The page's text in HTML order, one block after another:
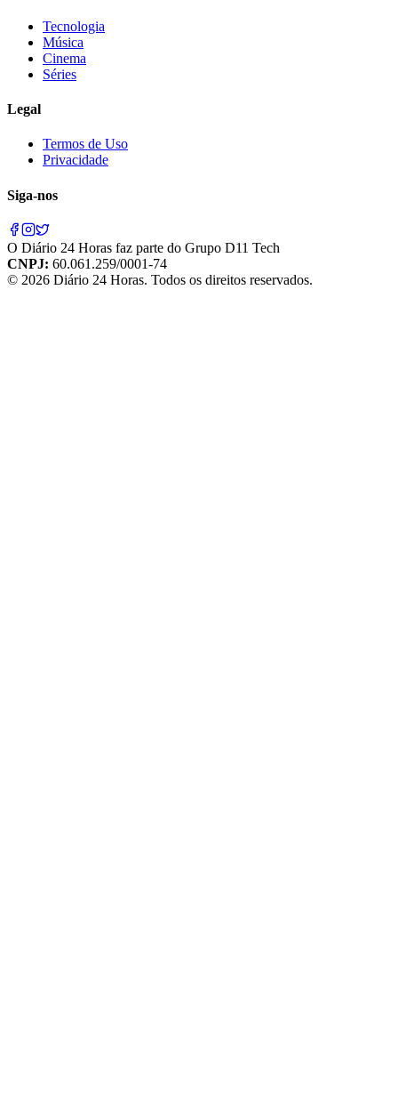
Tecnologia
Música
Cinema
Séries
Legal
Termos de Uso
Privacidade
Siga-nos
O Diário 24 Horas faz parte do Grupo D11 Tech
CNPJ: 60.061.259/0001-74
© 2026 Diário 24 Horas. Todos os direitos reservados.